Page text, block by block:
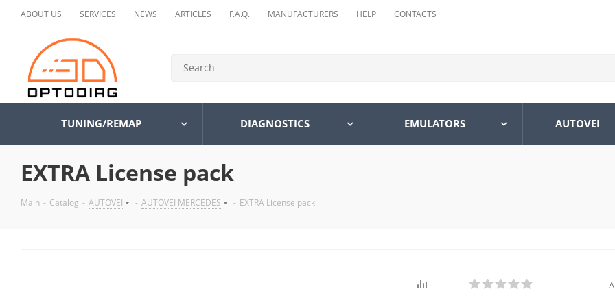
ABOUT US SERVICES NEWS ARTICLES F.A.Q. MANUFACTURERS HELP CONTACTS
TUNING/REMAP DIAGNOSTICS EMULATORS AUTOVEI
EXTRA License pack
Main - Catalog - AUTOVEI - AUTOVEI MERCEDES - EXTRA License pack